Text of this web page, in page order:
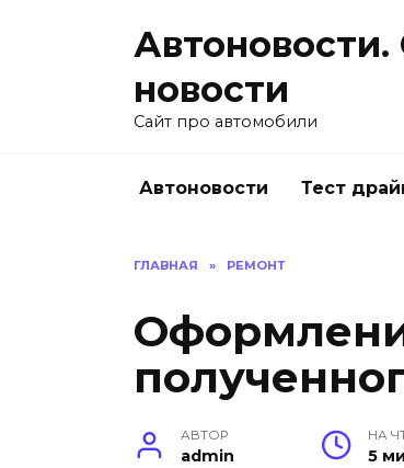
новости
Сайт про автомобили
Автоновости Тест
ГЛАВНАЯ » РЕМОНТ
АВТОР
admin
НА
5